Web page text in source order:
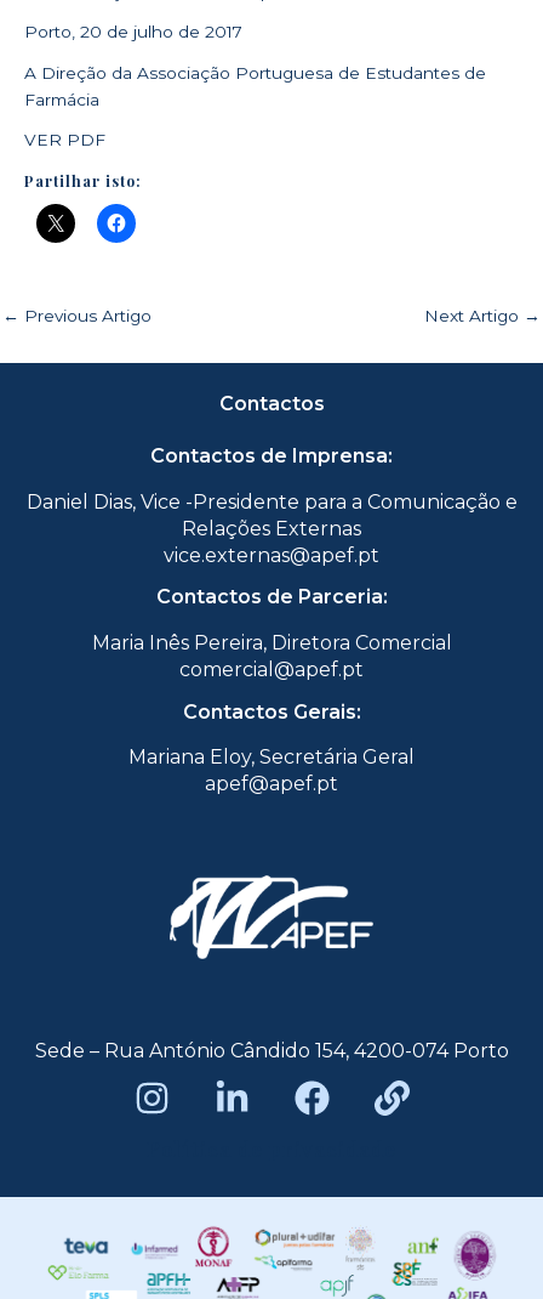
Porto, 20 de julho de 2017
A Direção da Associação Portuguesa de Estudantes de
Farmácia
VER PDF
Partilhar isto:
← Previous Artigo Next Artigo →
Contactos
Contactos de Imprensa:
Daniel Dias, Vice -Presidente para a Comunicação e
Relações Externas
vice.externas@apef.pt
Contactos de Parceria:
Maria Inês Pereira, Diretora Comercial
comercial@apef.pt
Contactos Gerais:
Mariana Eloy, Secretária Geral
apef@apef.pt
Sede – Rua António Cândido 154, 4200-074 Porto